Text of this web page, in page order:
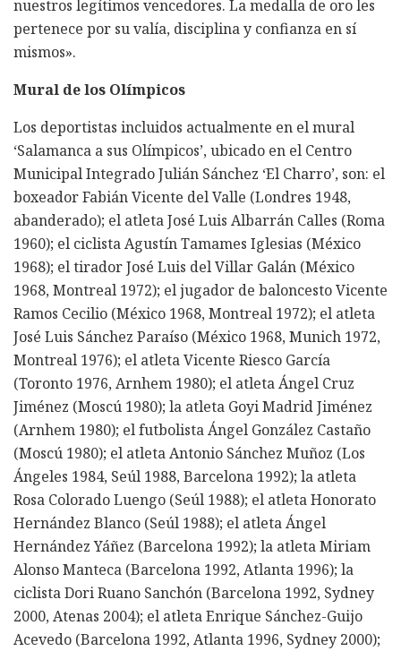
nuestros legítimos vencedores. La medalla de oro les
pertenece por su valía, disciplina y confianza en sí
mismos».
Mural de los Olímpicos
Los deportistas incluidos actualmente en el mural
‘Salamanca a sus Olímpicos’, ubicado en el Centro
Municipal Integrado Julián Sánchez ‘El Charro’, son: el
boxeador Fabián Vicente del Valle (Londres 1948,
abanderado); el atleta José Luis Albarrán Calles (Roma
1960); el ciclista Agustín Tamames Iglesias (México
1968); el tirador José Luis del Villar Galán (México
1968, Montreal 1972); el jugador de baloncesto Vicente
Ramos Cecilio (México 1968, Montreal 1972); el atleta
José Luis Sánchez Paraíso (México 1968, Munich 1972,
Montreal 1976); el atleta Vicente Riesco García
(Toronto 1976, Arnhem 1980); el atleta Ángel Cruz
Jiménez (Moscú 1980); la atleta Goyi Madrid Jiménez
(Arnhem 1980); el futbolista Ángel González Castaño
(Moscú 1980); el atleta Antonio Sánchez Muñoz (Los
Ángeles 1984, Seúl 1988, Barcelona 1992); la atleta
Rosa Colorado Luengo (Seúl 1988); el atleta Honorato
Hernández Blanco (Seúl 1988); el atleta Ángel
Hernández Yáñez (Barcelona 1992); la atleta Miriam
Alonso Manteca (Barcelona 1992, Atlanta 1996); la
ciclista Dori Ruano Sanchón (Barcelona 1992, Sydney
2000, Atenas 2004); el atleta Enrique Sánchez-Guijo
Acevedo (Barcelona 1992, Atlanta 1996, Sydney 2000);